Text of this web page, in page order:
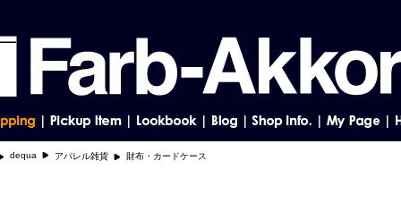
dequa アパレル雑貨 財布・カードケース